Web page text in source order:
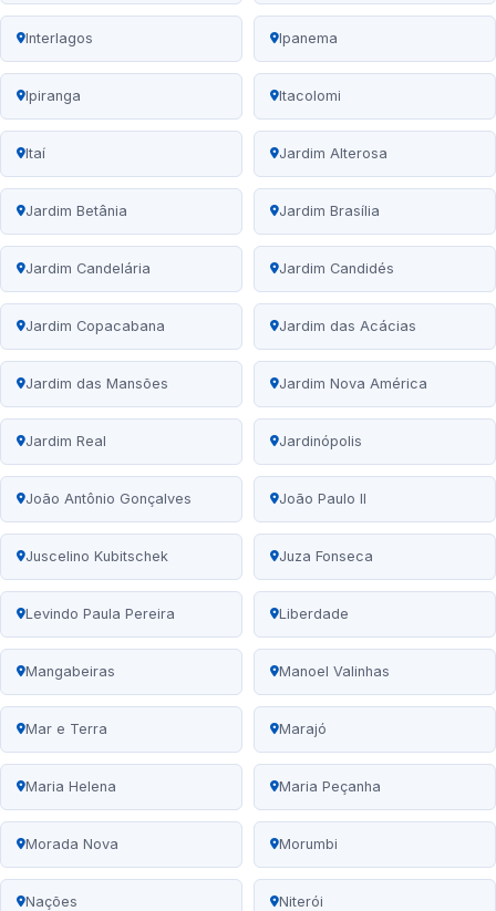
Interlagos Ipanema
Ipiranga Itacolomi
Itaí Jardim Alterosa
Jardim Betânia Jardim Brasília
Jardim Candelária Jardim Candidés
Jardim Copacabana Jardim das Acácias
Jardim das Mansões Jardim Nova América
Jardim Real Jardinópolis
João Antônio Gonçalves João Paulo II
Juscelino Kubitschek Juza Fonseca
Levindo Paula Pereira Liberdade
Mangabeiras Manoel Valinhas
Mar e Terra Marajó
Maria Helena Maria Peçanha
Morada Nova Morumbi
Nações Niterói